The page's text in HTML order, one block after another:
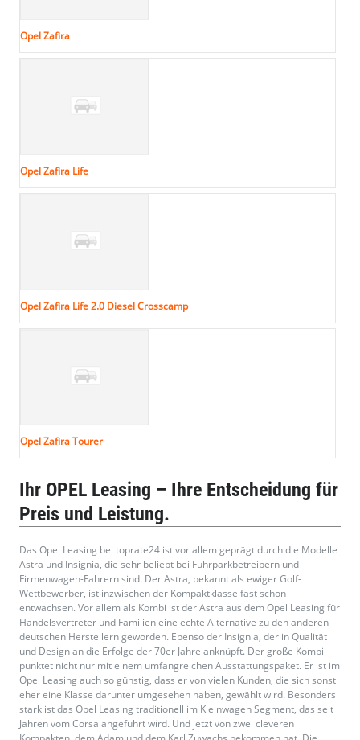
Opel Zafira
Opel Zafira Life
Opel Zafira Life 2.0 Diesel Crosscamp
Opel Zafira Tourer
Ihr OPEL Leasing – Ihre Entscheidung für
Preis und Leistung.
Das Opel Leasing bei toprate24 ist vor allem geprägt durch die Modelle
Astra und Insignia, die sehr beliebt bei Fuhrparkbetreibern und
Firmenwagen-Fahrern sind. Der Astra, bekannt als ewiger Golf-
Wettbewerber, ist inzwischen der Kompaktklasse fast schon
entwachsen. Vor allem als Kombi ist der Astra aus dem Opel Leasing für
Handelsvertreter und Familien eine echte Alternative zu den anderen
deutschen Herstellern geworden. Ebenso der Insignia, der in Qualität
und Design an die Erfolge der 70er Jahre anknüpft. Der große Kombi
punktet nicht nur mit einem umfangreichen Ausstattungspaket. Er ist im
Opel Leasing auch so günstig, dass er von vielen Kunden, die sich sonst
eher eine Klasse darunter umgesehen haben, gewählt wird. Besonders
stark ist das Opel Leasing traditionell im Kleinwagen Segment, das seit
Jahren vom Corsa angeführt wird. Und jetzt von zwei cleveren